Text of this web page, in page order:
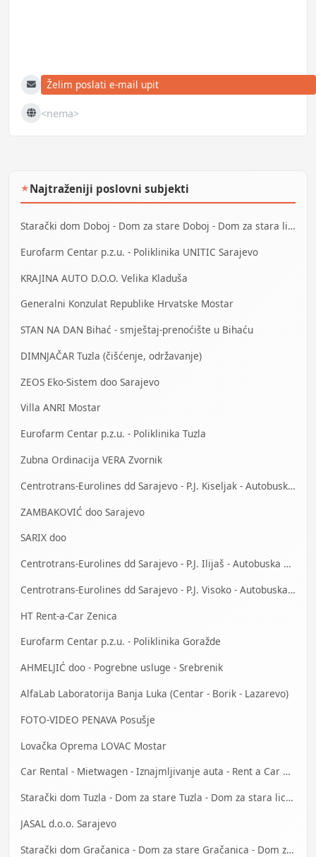
E-mailŽelim poslati e-mail upit
Web <nema>
★Najtraženiji poslovni subjekti
Starački dom Doboj - Dom za stare Doboj - Dom za stara lica Doboj
Eurofarm Centar p.z.u. - Poliklinika UNITIC Sarajevo
KRAJINA AUTO D.O.O. Velika Kladuša
Generalni Konzulat Republike Hrvatske Mostar
STAN NA DAN Bihać - smještaj-prenoćište u Bihaću
DIMNJAČAR Tuzla (čišćenje, održavanje)
ZEOS Eko-Sistem doo Sarajevo
Villa ANRI Mostar
Eurofarm Centar p.z.u. - Poliklinika Tuzla
Zubna Ordinacija VERA Zvornik
Centrotrans-Eurolines dd Sarajevo - P.J. Kiseljak - Autobuska stanica
ZAMBAKOVIĆ doo Sarajevo
SARIX doo
Centrotrans-Eurolines dd Sarajevo - P.J. Ilijaš - Autobuska stanica
Centrotrans-Eurolines dd Sarajevo - P.J. Visoko - Autobuska stanica
HT Rent-a-Car Zenica
Eurofarm Centar p.z.u. - Poliklinika Goražde
AHMELJIĆ doo - Pogrebne usluge - Srebrenik
AlfaLab Laboratorija Banja Luka (Centar - Borik - Lazarevo)
FOTO-VIDEO PENAVA Posušje
Lovačka Oprema LOVAC Mostar
Car Rental - Mietwagen - Iznajmljivanje auta - Rent a Car Banja Luka
Starački dom Tuzla - Dom za stare Tuzla - Dom za stara lica Tuzla
JASAL d.o.o. Sarajevo
Starački dom Gračanica - Dom za stare Gračanica - Dom za stara lica Gračanica